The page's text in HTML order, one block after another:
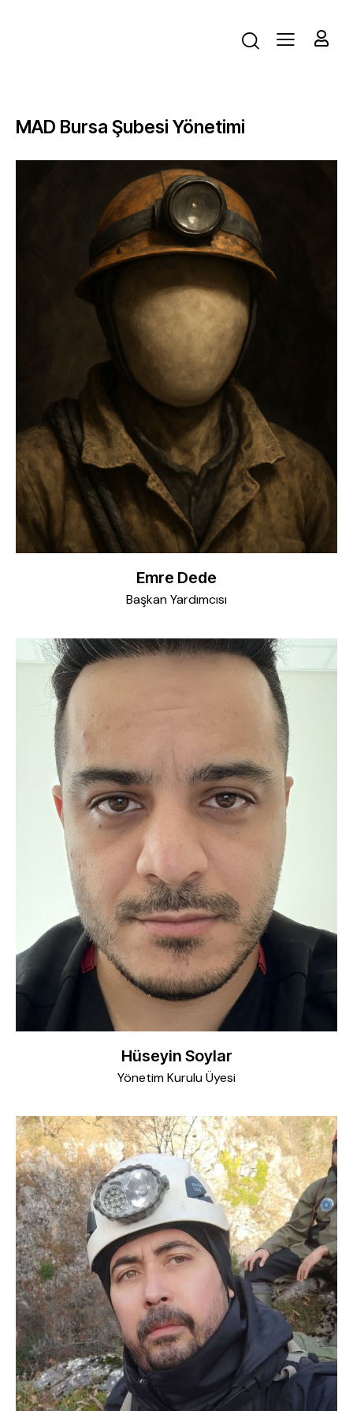
MAD Bursa Şubesi Yönetimi
Emre Dede
Başkan Yardımcısı
Hüseyin Soylar
Yönetim Kurulu Üyesi